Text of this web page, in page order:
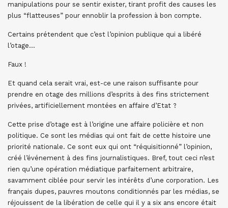
manipulations pour se sentir exister, tirant profit des causes les
plus “flatteuses” pour ennoblir la profession à bon compte.
Certains prétendent que c’est l’opinion publique qui a libéré
l’otage…
Faux !
Et quand cela serait vrai, est-ce une raison suffisante pour
prendre en otage des millions d’esprits à des fins strictement
privées, artificiellement montées en affaire d’Etat ?
Cette prise d’otage est à l’origine une affaire policière et non
politique. Ce sont les médias qui ont fait de cette histoire une
priorité nationale. Ce sont eux qui ont “réquisitionné” l’opinion,
créé l’événement à des fins journalistiques. Bref, tout ceci n’est
rien qu’une opération médiatique parfaitement arbitraire,
savamment ciblée pour servir les intérêts d’une corporation. Les
français dupes, pauvres moutons conditionnés par les médias, se
réjouissent de la libération de celle qui il y a six ans encore était